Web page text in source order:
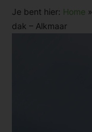
Je bent hier: Home »
dak – Alkmaar